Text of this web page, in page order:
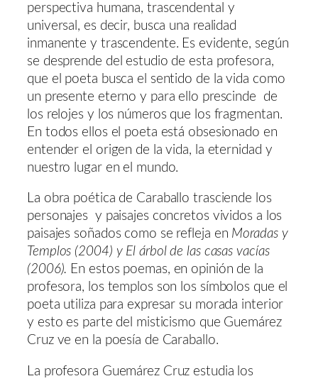
perspectiva humana, trascendental y
universal, es decir, busca una realidad
inmanente y trascendente. Es evidente, según
se desprende del estudio de esta profesora,
que el poeta busca el sentido de la vida como
un presente eterno y para ello prescinde de
los relojes y los números que los fragmentan.
En todos ellos el poeta está obsesionado en
entender el origen de la vida, la eternidad y
nuestro lugar en el mundo.
La obra poética de Caraballo trasciende los
personajes y paisajes concretos vividos a los
paisajes soñados como se refleja en Moradas y
Templos (2004) y El árbol de las casas vacías
(2006). En estos poemas, en opinión de la
profesora, los templos son los símbolos que el
poeta utiliza para expresar su morada interior
y esto es parte del misticismo que Guemárez
Cruz ve en la poesía de Caraballo.
La profesora Guemárez Cruz estudia los